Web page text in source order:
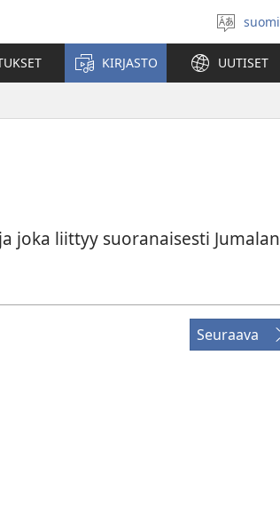
Valitse
kieli
suomi
KIRJASTO UUTISET
joka liittyy suoranaisesti Jumalan
Seuraava